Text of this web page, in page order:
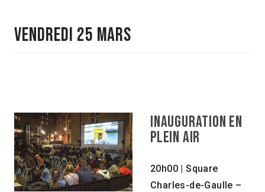
VENDREDI 25 MARS
INAUGURATION EN
PLEIN AIR
20h00 | Square
Charles-de-Gaulle –